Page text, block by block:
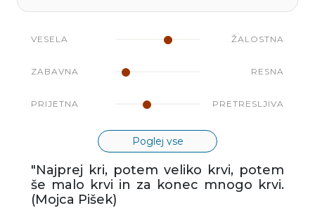
VESELA ŽALOSTNA
ZABAVNA RESNA
PRIJETNA PRETRESLJIVA
Poglej vse
"Najprej kri, potem veliko krvi, potem
še malo krvi in za konec mnogo krvi.
(Mojca Pišek)